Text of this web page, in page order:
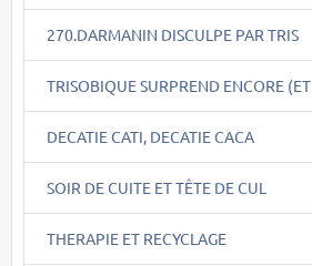
270.DARMANIN DISCULPE PAR TRIS
TRISOBIQUE SURPREND ENCORE (ET
DECATIE CATI, DECATIE CACA
SOIR DE CUITE ET TÊTE DE CUL
THERAPIE ET RECYCLAGE